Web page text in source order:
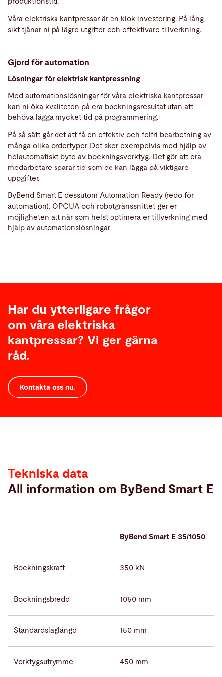
produktionstid.
Våra elektriska kantpressar är en klok investering. På lång
sikt tjänar ni på lägre utgifter och effektivare tillverkning.
Gjord för automation
Lösningar för elektrisk kantpressning
Med automationslösningar för våra elektriska kantpressar
kan ni öka kvaliteten på era bockningsresultat utan att
behöva lägga mycket tid på programmering.
På så sätt går det att få en effektiv och felfri bearbetning av
många olika ordertyper. Det sker exempelvis med hjälp av
helautomatiskt byte av bockningsverktyg. Det gör att era
medarbetare sparar tid som de kan lägga på viktigare
uppgifter.
ByBend Smart E dessutom Automation Ready (redo för
automation). OPCUA och robotgränssnittet ger er
möjligheten att när som helst optimera er tillverkning med
hjälp av automationslösningar.
Har du ytterligare frågor
om våra elektriska
kantpressar? Vi ger gärna
råd.
Kontakta oss nu.
Tekniska data
All information om ByBend Smart E
ByBend Smart E 35/1050
Bockningskraft 350 kN
Bockningsbredd 1050 mm
Standardslaglängd 150 mm
Verktygsutrymme 450 mm